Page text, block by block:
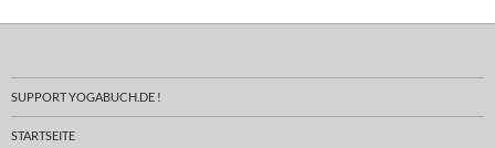
SUPPORT YOGABUCH.DE !
STARTSEITE